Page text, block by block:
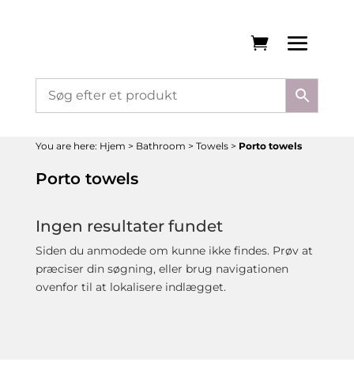
You are here: Hjem > Bathroom > Towels> Porto towels
Porto towels
Ingen resultater fundet
Siden du anmodede om kunne ikke findes. Prøv at
præciser din søgning, eller brug navigationen
ovenfor til at lokalisere indlægget.